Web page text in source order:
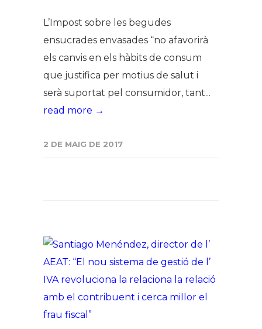
L’Impost sobre les begudes
ensucrades envasades “no afavorirà
els canvis en els hàbits de consum
que justifica per motius de salut i
serà suportat pel consumidor, tant...
read more →
2 DE MAIG DE 2017